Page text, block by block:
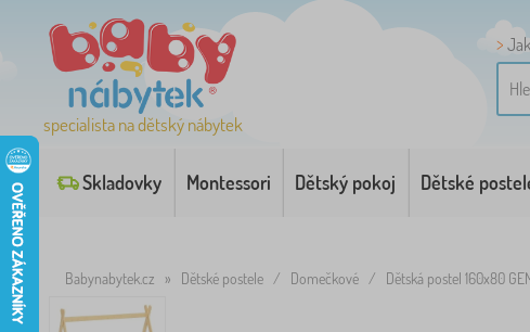
specialista na dětský nábytek
Skladovky Montessori Dětský pokoj Dětské
Babynabytek.cz » Dětské postele / Domečkové / Dětská postel 160x80